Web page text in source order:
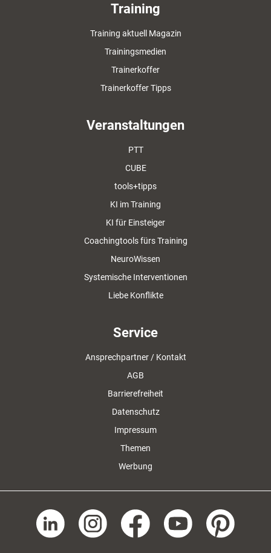
Training
Training aktuell Magazin
Trainingsmedien
Trainerkoffer
Trainerkoffer Tipps
Veranstaltungen
PTT
CUBE
tools+tipps
KI im Training
KI für Einsteiger
Coachingtools fürs Training
NeuroWissen
Systemische Interventionen
Liebe Konflikte
Service
Ansprechpartner / Kontakt
AGB
Barrierefreiheit
Datenschutz
Impressum
Themen
Werbung